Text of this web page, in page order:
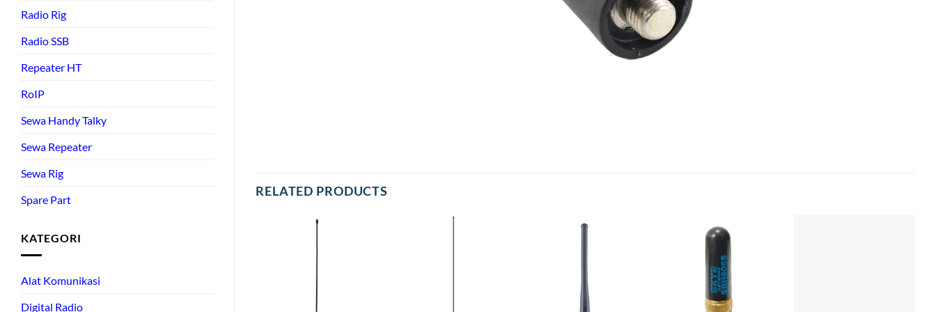
Radio Rig
Radio SSB
Repeater HT
RoIP
Sewa Handy Talky
Sewa Repeater
Sewa Rig
Spare Part
KATEGORI
Alat Komunikasi
Digital Radio
RELATED PRODUCTS